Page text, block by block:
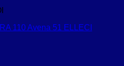
110 Avena 51 ELLECI